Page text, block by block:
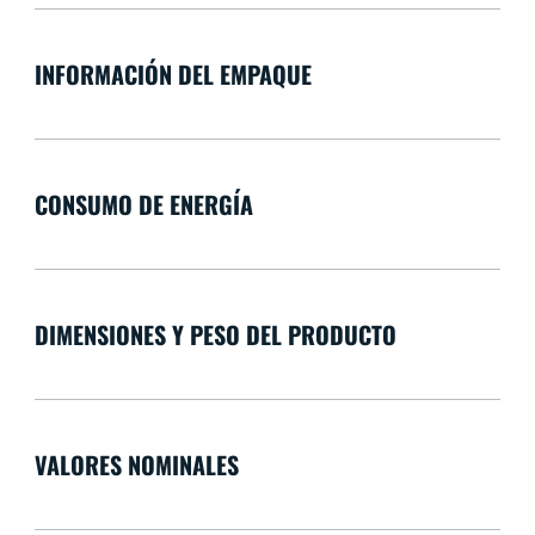
INFORMACIÓN DEL EMPAQUE
CONSUMO DE ENERGÍA
DIMENSIONES Y PESO DEL PRODUCTO
VALORES NOMINALES